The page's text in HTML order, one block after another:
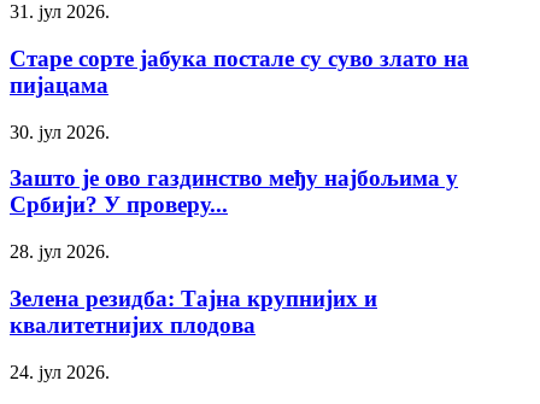
31. јул 2026.
Старе сорте јабука постале су суво злато на
пијацама
30. јул 2026.
Зашто је ово газдинство међу најбољима у
Србији? У проверу...
28. јул 2026.
Зелена резидба: Тајна крупнијих и
квалитетнијих плодова
24. јул 2026.